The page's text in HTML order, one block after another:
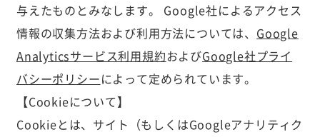
与えたものとみなします。 Google社によるアクセス
情報の収集方法および利用方法については、 Google
Analyticsサービス利用規約およびGoogle社プライ
バシーポリシーによって定められています。
【Cookieについて】
Cookieとは、サイト（もしくはGoogleアナリティク